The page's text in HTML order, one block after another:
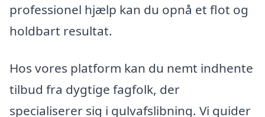
professionel hjælp kan du opnå et flot og
holdbart resultat.
Hos vores platform kan du nemt indhente
tilbud fra dygtige fagfolk, der
specialiserer sig i gulvafslibning. Vi guider